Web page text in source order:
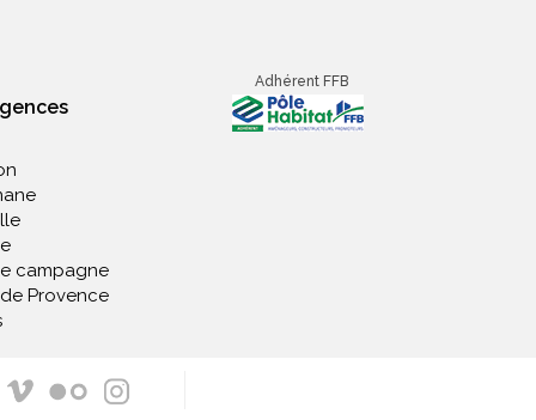
campagne
Provence
Adhérent FFB